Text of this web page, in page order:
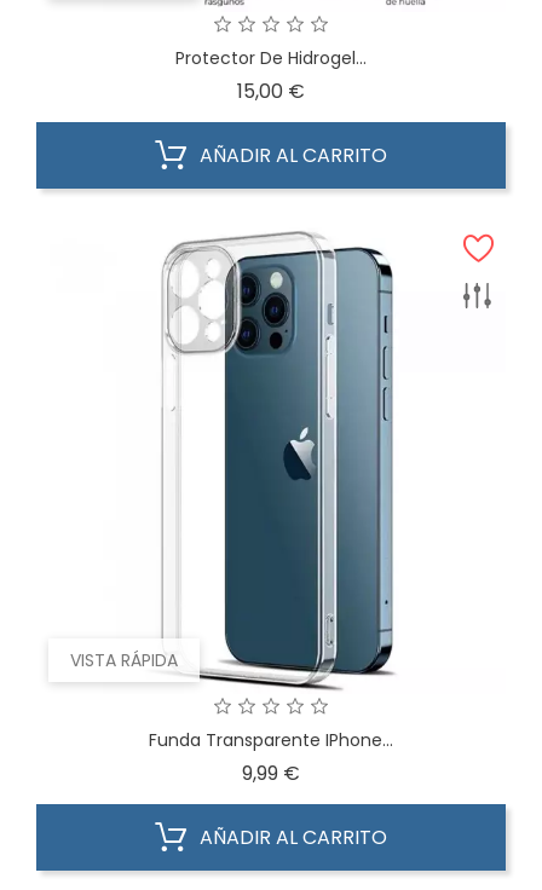
Protector De Hidrogel...
15,00 €
AÑADIR AL CARRITO
VISTA RÁPIDA
Funda Transparente IPhone...
9,99 €
AÑADIR AL CARRITO